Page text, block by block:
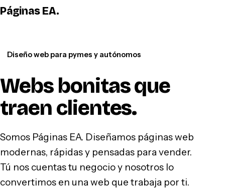
Páginas EA.
Diseño web para pymes y autónomos
Webs bonitas que
traen clientes.
Somos Páginas EA. Diseñamos páginas web
modernas, rápidas y pensadas para vender.
Tú nos cuentas tu negocio y nosotros lo
convertimos en una web que trabaja por ti.